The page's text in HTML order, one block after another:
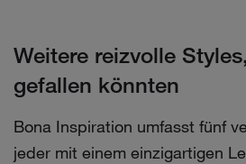
Weitere reizvolle
gefallen könnten
Bona Inspiration umfasst fünf
jeder mit einem einzigartigen